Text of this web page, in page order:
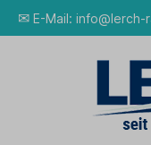
✉ E-Mail: info@lerch-